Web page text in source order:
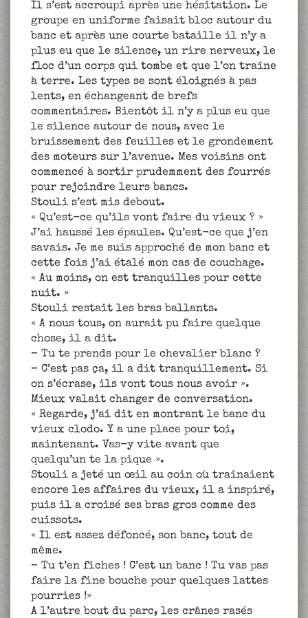
Il s’est accroupi après une hésitation. Le
groupe en uniforme faisait bloc autour du
banc et après une courte bataille il n’y a
plus eu que le silence, un rire nerveux, le
floc d’un corps qui tombe et que l’on traîne
à terre. Les types se sont éloignés à pas
lents, en échangeant de brefs
commentaires. Bientôt il n’y a plus eu que
le silence autour de nous, avec le
bruissement des feuilles et le grondement
des moteurs sur l’avenue. Mes voisins ont
commencé à sortir prudemment des fourrés
pour rejoindre leurs bancs.
Stouli s’est mis debout.
« Qu’est-ce qu’ils vont faire du vieux ? »
J’ai haussé les épaules. Qu’est-ce que j’en
savais. Je me suis approché de mon banc et
cette fois j’ai étalé mon cas de couchage.
« Au moins, on est tranquilles pour cette
nuit. »
Stouli restait les bras ballants.
« A nous tous, on aurait pu faire quelque
chose, il a dit.
– Tu te prends pour le chevalier blanc ?
– C’est pas ça, il a dit tranquillement. Si
on s’écrase, ils vont tous nous avoir ».
Mieux valait changer de conversation.
« Regarde, j’ai dit en montrant le banc du
vieux clodo. Y a une place pour toi,
maintenant. Vas-y vite avant que
quelqu’un te la pique ».
Stouli a jeté un œil au coin où traînaient
encore les affaires du vieux, il a inspiré,
puis il a croisé ses bras gros comme des
cuissots.
« Il est assez défoncé, son banc, tout de
même.
– Tu t’en fiches ! C’est un banc ! Tu vas pas
faire la fine bouche pour quelques lattes
pourries !»
A l’autre bout du parc, les crânes rasés